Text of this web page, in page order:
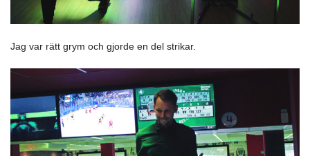
Jag var rätt grym och gjorde en del strikar.